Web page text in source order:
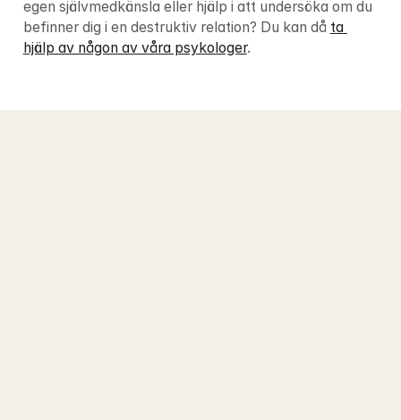
egen självmedkänsla eller hjälp i att undersöka om du
befinner dig i en destruktiv relation? Du kan då ta
hjälp av någon av våra psykologer.